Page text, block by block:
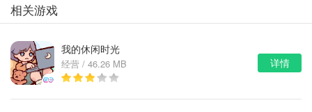
相关游戏
我的休闲时光
经营 / 46.26 MB 详情